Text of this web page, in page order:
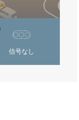
信号なし